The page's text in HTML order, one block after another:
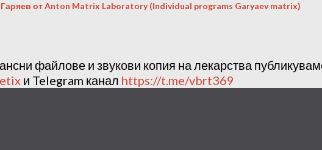
от Anton Matrix Laboratory (Individual programs Garyaev matrix)
файлове и звукови копия на лекарства
и Telegram канал https://t.me/vbrt369